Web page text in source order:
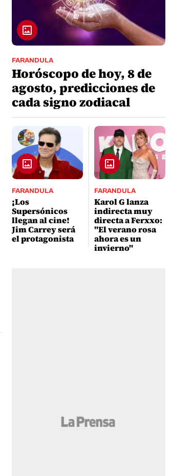
FARANDULA
Horóscopo de hoy, 8 de
agosto, predicciones de
cada signo zodiacal
FARANDULA
¡Los
Supersónicos
llegan al cine!
Jim Carrey será
el protagonista
FARANDULA
Karol G lanza
indirecta muy
directa a Ferxxo:
"El verano rosa
ahora es un
invierno"